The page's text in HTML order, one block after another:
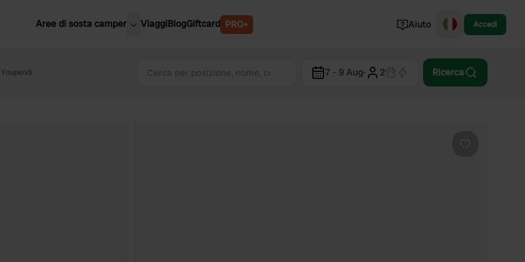
Aree di sosta camper
Slovenia
Portogallo
ViaggiBlogGiftcard PRO+ Aiuto Accedi
Youpendi 7 - 9 Aug· 2 Ricerca